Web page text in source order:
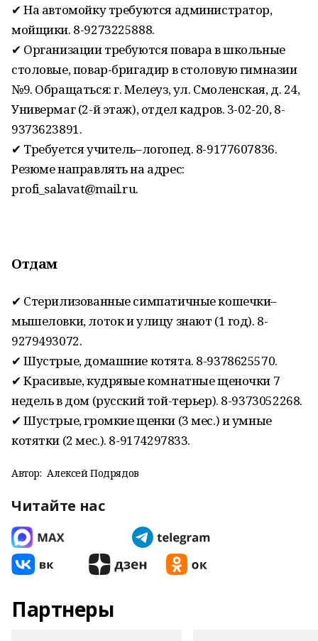
✔ На автомойку требуются администратор,
мойщики. 8-9273225888.
✔ Организации требуются повара в школьные
столовые, повар-бригадир в столовую гимназии
№9. Обращаться: г. Мелеуз, ул. Смоленская, д. 24,
Универмаг (2-й этаж), отдел кадров. 3-02-20, 8-
9373623891.
✔ Требуется учитель–логопед. 8-9177607836.
Резюме направлять на адрес:
profi_salavat@mail.ru.
Отдам
✔ Стерилизованные симпатичные кошечки–
мышеловки, лоток и улицу знают (1 год). 8-
9279493072.
✔ Шустрые, домашние котята. 8-9378625570.
✔ Красивые, кудрявые комнатные щеночки 7
недель в дом (русский той-терьер). 8-9373052268.
✔ Шустрые, громкие щенки (3 мес.) и умные
котятки (2 мес.). 8-9174297833.
Автор: Алексей Подрядов
Читайте нас
Партнеры